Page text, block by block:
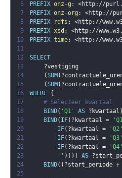
6
PREFIX onz-g : <http://
7
PREFIX onz-org : <http://
8
PREFIX rdfs : <http://
9
PREFIX xsd : <http://
10
PREFIX time: <http://
11
12
SELECT
13
?vestiging
14
(SUM (
15
(SUM (
16
WHERE {
17
# Selecteer kwartaal
18
BIND( 'Q1' AS ?kwartaal )
19
BIND( IF( ?kwartaal =
20
IF( ?kwartaal = 'Q2'
21
IF( ?kwartaal = 'Q3'
22
IF( ?kwartaal = 'Q4'
23
'' ) ) ) ) AS
24
BIND( ( ?start_periode +
25